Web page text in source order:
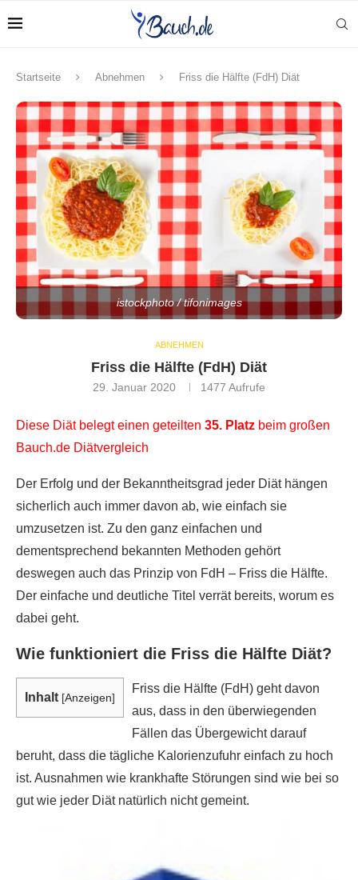
Startseite Abnehmen Friss die Hälfte (FdH) Diät
istockphoto / tifonimages
ABNEHMEN
Friss die Hälfte (FdH) Diät
29. Januar 2020 1477 Aufrufe
Diese Diät belegt einen geteilten 35. Platz beim großen
Bauch.de Diätvergleich
Der Erfolg und der Bekanntheitsgrad jeder Diät hängen
sicherlich auch immer davon ab, wie einfach sie
umzusetzen ist. Zu den ganz einfachen und
dementsprechend bekannten Methoden gehört
deswegen auch das Prinzip von FdH – Friss die Hälfte.
Der einfache und deutliche Titel verrät bereits, worum es
dabei geht.
Wie funktioniert die Friss die Hälfte Diät?
Inhalt [Anzeigen]
Friss die Hälfte (FdH) geht davon
aus, dass in den überwiegenden
Fällen das Übergewicht darauf
beruht, dass die tägliche Kalorienzufuhr einfach zu hoch
ist. Ausnahmen wie krankhafte Störungen sind wie bei so
gut wie jeder Diät natürlich nicht gemeint.